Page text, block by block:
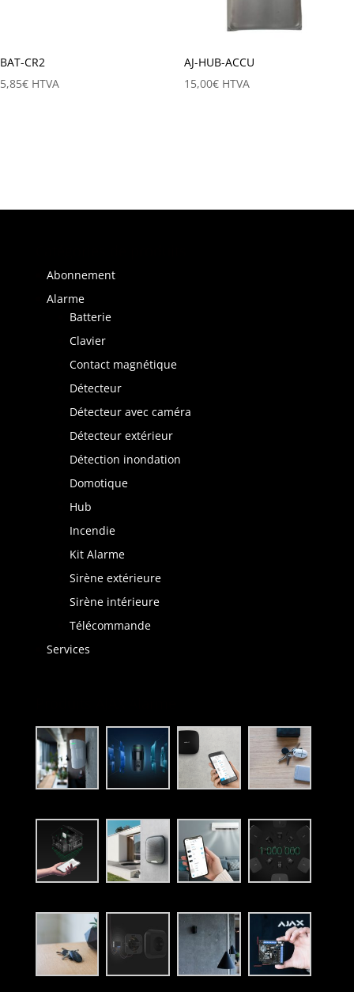
BAT-CR2
5,85€ HTVA
AJ-HUB-ACCU
15,00€ HTVA
Abonnement
Alarme
Batterie
Clavier
Contact magnétique
Détecteur
Détecteur avec caméra
Détecteur extérieur
Détection inondation
Domotique
Hub
Incendie
Kit Alarme
Sirène extérieure
Sirène intérieure
Télécommande
Services